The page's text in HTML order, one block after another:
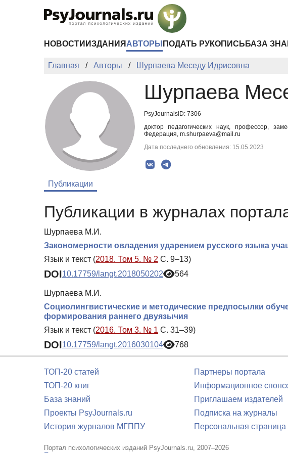
НОВОСТИ ИЗДАНИЯ АВТОРЫ ПОДАТЬ РУКОПИСЬ БАЗА
Главная Авторы Шурпаева Меседу Идрисовна
Шурпаева
PsyJournalsID: 7306
доктор педагогических наук, профессор,
Федерация, m.shurpaeva@mail.ru
Дата последнего обновления: 15.05.2023
Публикации
Публикации в журналах
Шурпаева М.И.
Закономерности овладения ударением русского языка
Язык и текст (2018. Том 5. № 2 С. 9–13)
DOI10.17759/langt.2018050202 564
Шурпаева М.И.
Социолингвистические и методические предпосылки
формирования раннего двуязычия
Язык и текст (2016. Том 3. № 1 С. 31–39)
DOI10.17759/langt.2016030104 768
ТОП-20 статей
ТОП-20 книг
База знаний
Проекты PsyJournals.ru
История журналов МГППУ
Партнеры портала
Информационное
Приглашаем издателей
Подписка на журналы
Персональная страница
Портал психологических изданий PsyJournals.ru, 2007–2026